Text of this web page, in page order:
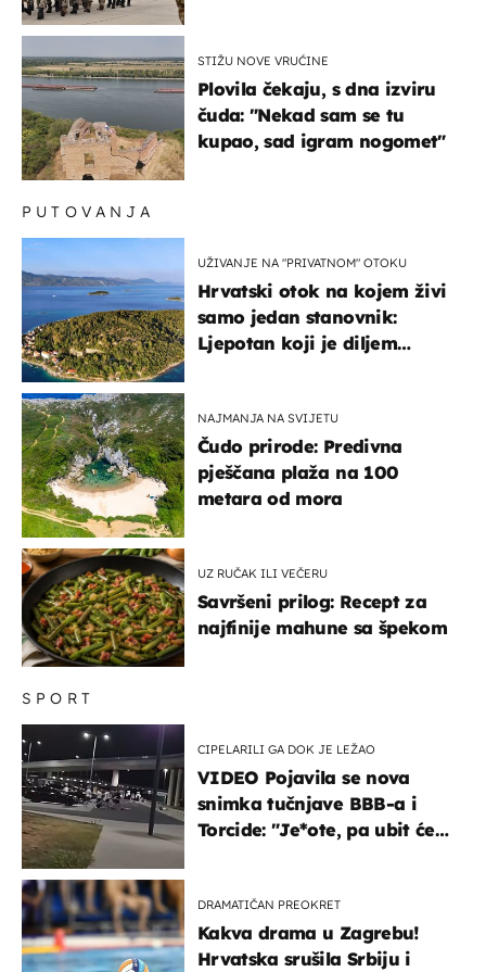
STIŽU NOVE VRUĆINE
Plovila čekaju, s dna izviru
čuda: "Nekad sam se tu
kupao, sad igram nogomet"
SPORT
CIPELARILI GA DOK JE LEŽAO
VIDEO Pojavila se nova
snimka tučnjave BBB-a i
Torcide: "Je*ote, pa ubit će
DRAMATIČAN PREOKRET
Kakva drama u Zagrebu!
Hrvatska srušila Srbiju i
PUTOVANJA
UŽIVANJE NA "PRIVATNOM" OTOKU
Hrvatski otok na kojem živi
samo jedan stanovnik:
Ljepotan koji je diljem
NAJMANJA NA SVIJETU
Čudo prirode: Predivna
pješčana plaža na 100
metara od mora
UZ RUČAK ILI VEČERU
Savršeni prilog: Recept za
najfinije mahune sa špekom